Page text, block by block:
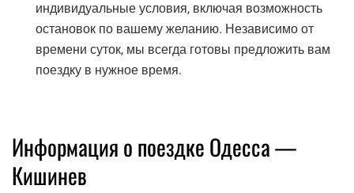
индивидуальные условия, включая возможность
остановок по вашему желанию. Независимо от
времени суток, мы всегда готовы предложить вам
поездку в нужное время.
Информация о поездке Одесса —
Кишинев